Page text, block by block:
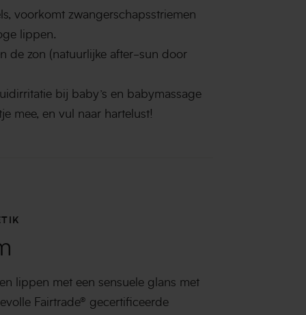
voorkomt zwangerschapsstriemen
lippen.
de zon (natuurlijke after-sun door
bij baby’s en babymassage
mee, en vul naar hartelust!
lippen met een sensuele glans met
Fairtrade® gecertificeerde